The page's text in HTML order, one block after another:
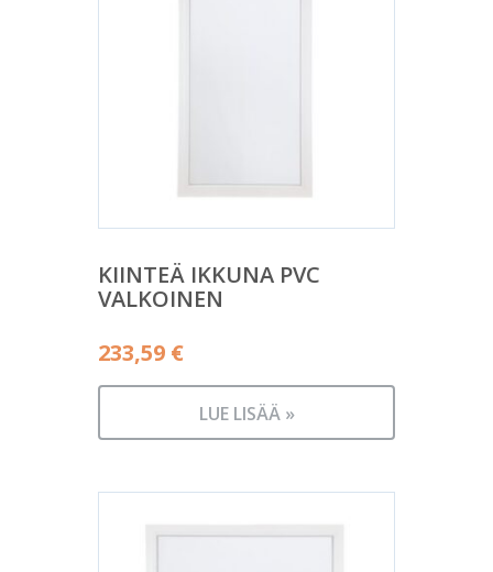
KIINTEÄ IKKUNA PVC
VALKOINEN
233,59 €
LUE LISÄÄ »